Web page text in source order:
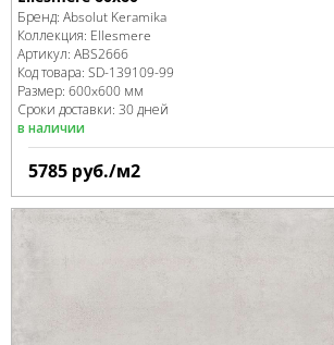
Бренд: Absolut Keramika
Коллекция: Ellesmere
Артикул: ABS2666
Код товара: SD-139109-99
Размер: 600x600 мм
Сроки доставки: 30 дней
в наличии
5785 руб./м2